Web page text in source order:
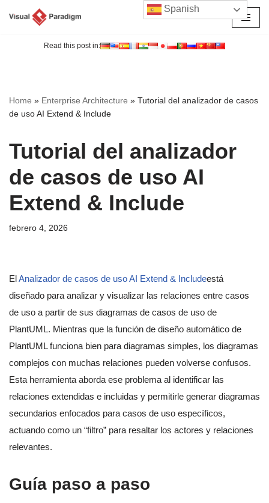
Read this post in:
Home » Enterprise Architecture » Tutorial del analizador de casos
de uso AI Extend & Include
Tutorial del analizador
de casos de uso AI
Extend & Include
febrero 4, 2026
ElAnalizador de casos de uso AI Extend & Includeestá
diseñado para analizar y visualizar las relaciones entre casos
de uso a partir de sus diagramas de casos de uso de
PlantUML. Mientras que la función de diseño automático de
PlantUML funciona bien para diagramas simples, los diagramas
complejos con muchas relaciones pueden volverse confusos.
Esta herramienta aborda ese problema al identificar las
relaciones extendidas e incluidas y permitirle generar diagramas
secundarios enfocados para casos de uso específicos,
actuando como un “filtro” para resaltar los actores y relaciones
relevantes.
Guía paso a paso
Spanish